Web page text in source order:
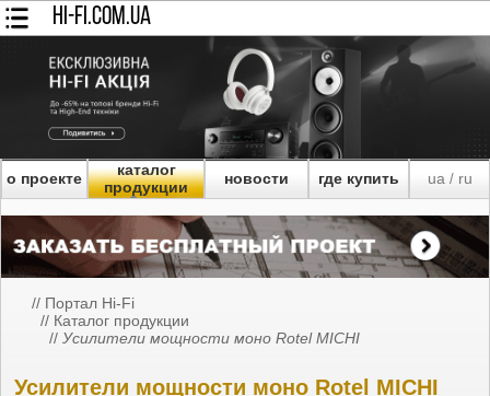
HI-FI.COM.UA
о проекте
каталог
продукции
новости где купить ua/ ru
// Портал Hi-Fi
// Каталог продукции
// Усилители мощности моно Rotel MICHI
Усилители мощности моно Rotel MICHI